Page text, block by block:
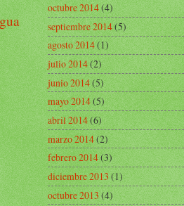
octubre 2014(4)
septiembre 2014(5)
agosto 2014(1)
julio 2014(2)
junio 2014(5)
mayo 2014(5)
abril 2014(6)
marzo 2014(2)
febrero 2014(3)
diciembre 2013(1)
octubre 2013(4)